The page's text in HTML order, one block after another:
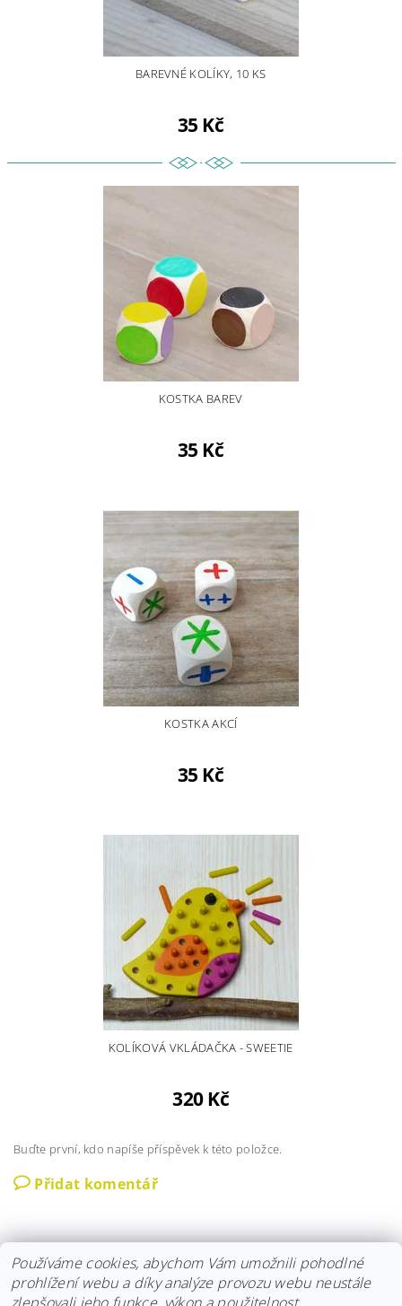
BAREVNÉ KOLÍKY, 10 KS
35 Kč
KOSTKA BAREV
35 Kč
KOSTKA AKCÍ
35 Kč
KOLÍKOVÁ VKLÁDAČKA - SWEETIE
320 Kč
Buďte první, kdo napíše příspěvek k této položce.
Přidat komentář
Používáme cookies, abychom Vám umožnili pohodlné
prohlížení webu a díky analýze provozu webu neustále